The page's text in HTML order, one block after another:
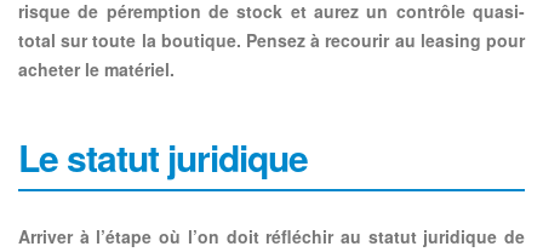
risque de péremption de stock et aurez un contrôle quasi-
total sur toute la boutique. Pensez à recourir au leasing pour
acheter le matériel.
Le statut juridique
Arriver à l’étape où l’on doit réfléchir au statut juridique de